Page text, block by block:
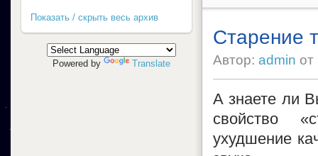
Старение
Автор: admin от
А знаете ли
свойство
ухудшение
Показать / скрыть весь архив
Powered by Translate